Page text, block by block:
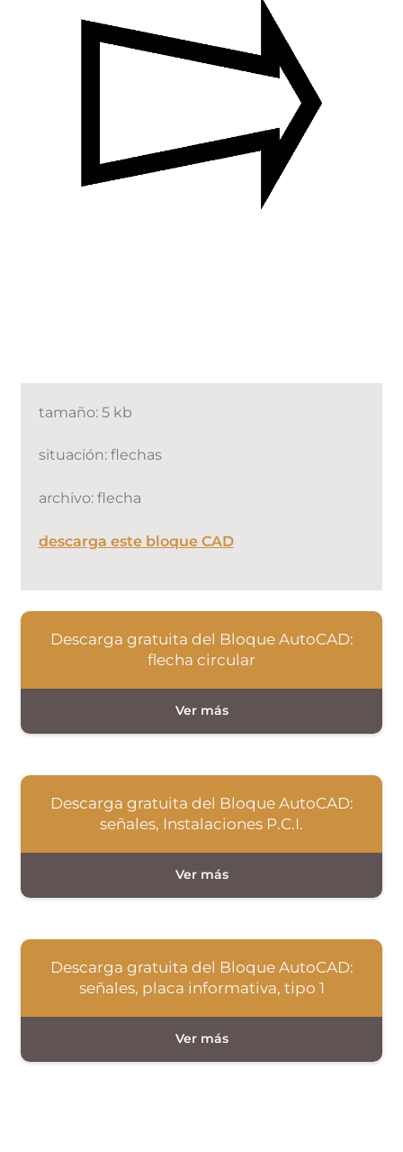
tamaño: 5 kb
situación: flechas
archivo: flecha
descarga este bloque CAD
Descarga gratuita del Bloque AutoCAD:
flecha circular
Descarga gratuita del Bloque AutoCAD:
señales, Instalaciones P.C.I.
Descarga gratuita del Bloque AutoCAD:
señales, placa informativa, tipo 1